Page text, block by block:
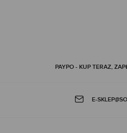
PAYPO - KUP TERAZ,
E-